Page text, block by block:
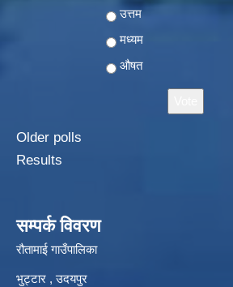
Choices
उत्तम
मध्यम
औषत
Older polls
Results
सम्पर्क विवरण
रौतामाई गाउँपालिका
भुट्टार , उदयपुर